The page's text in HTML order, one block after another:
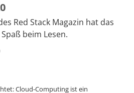
Red Stack Magazin hat das
beim Lesen.
Cloud-Computing ist ein